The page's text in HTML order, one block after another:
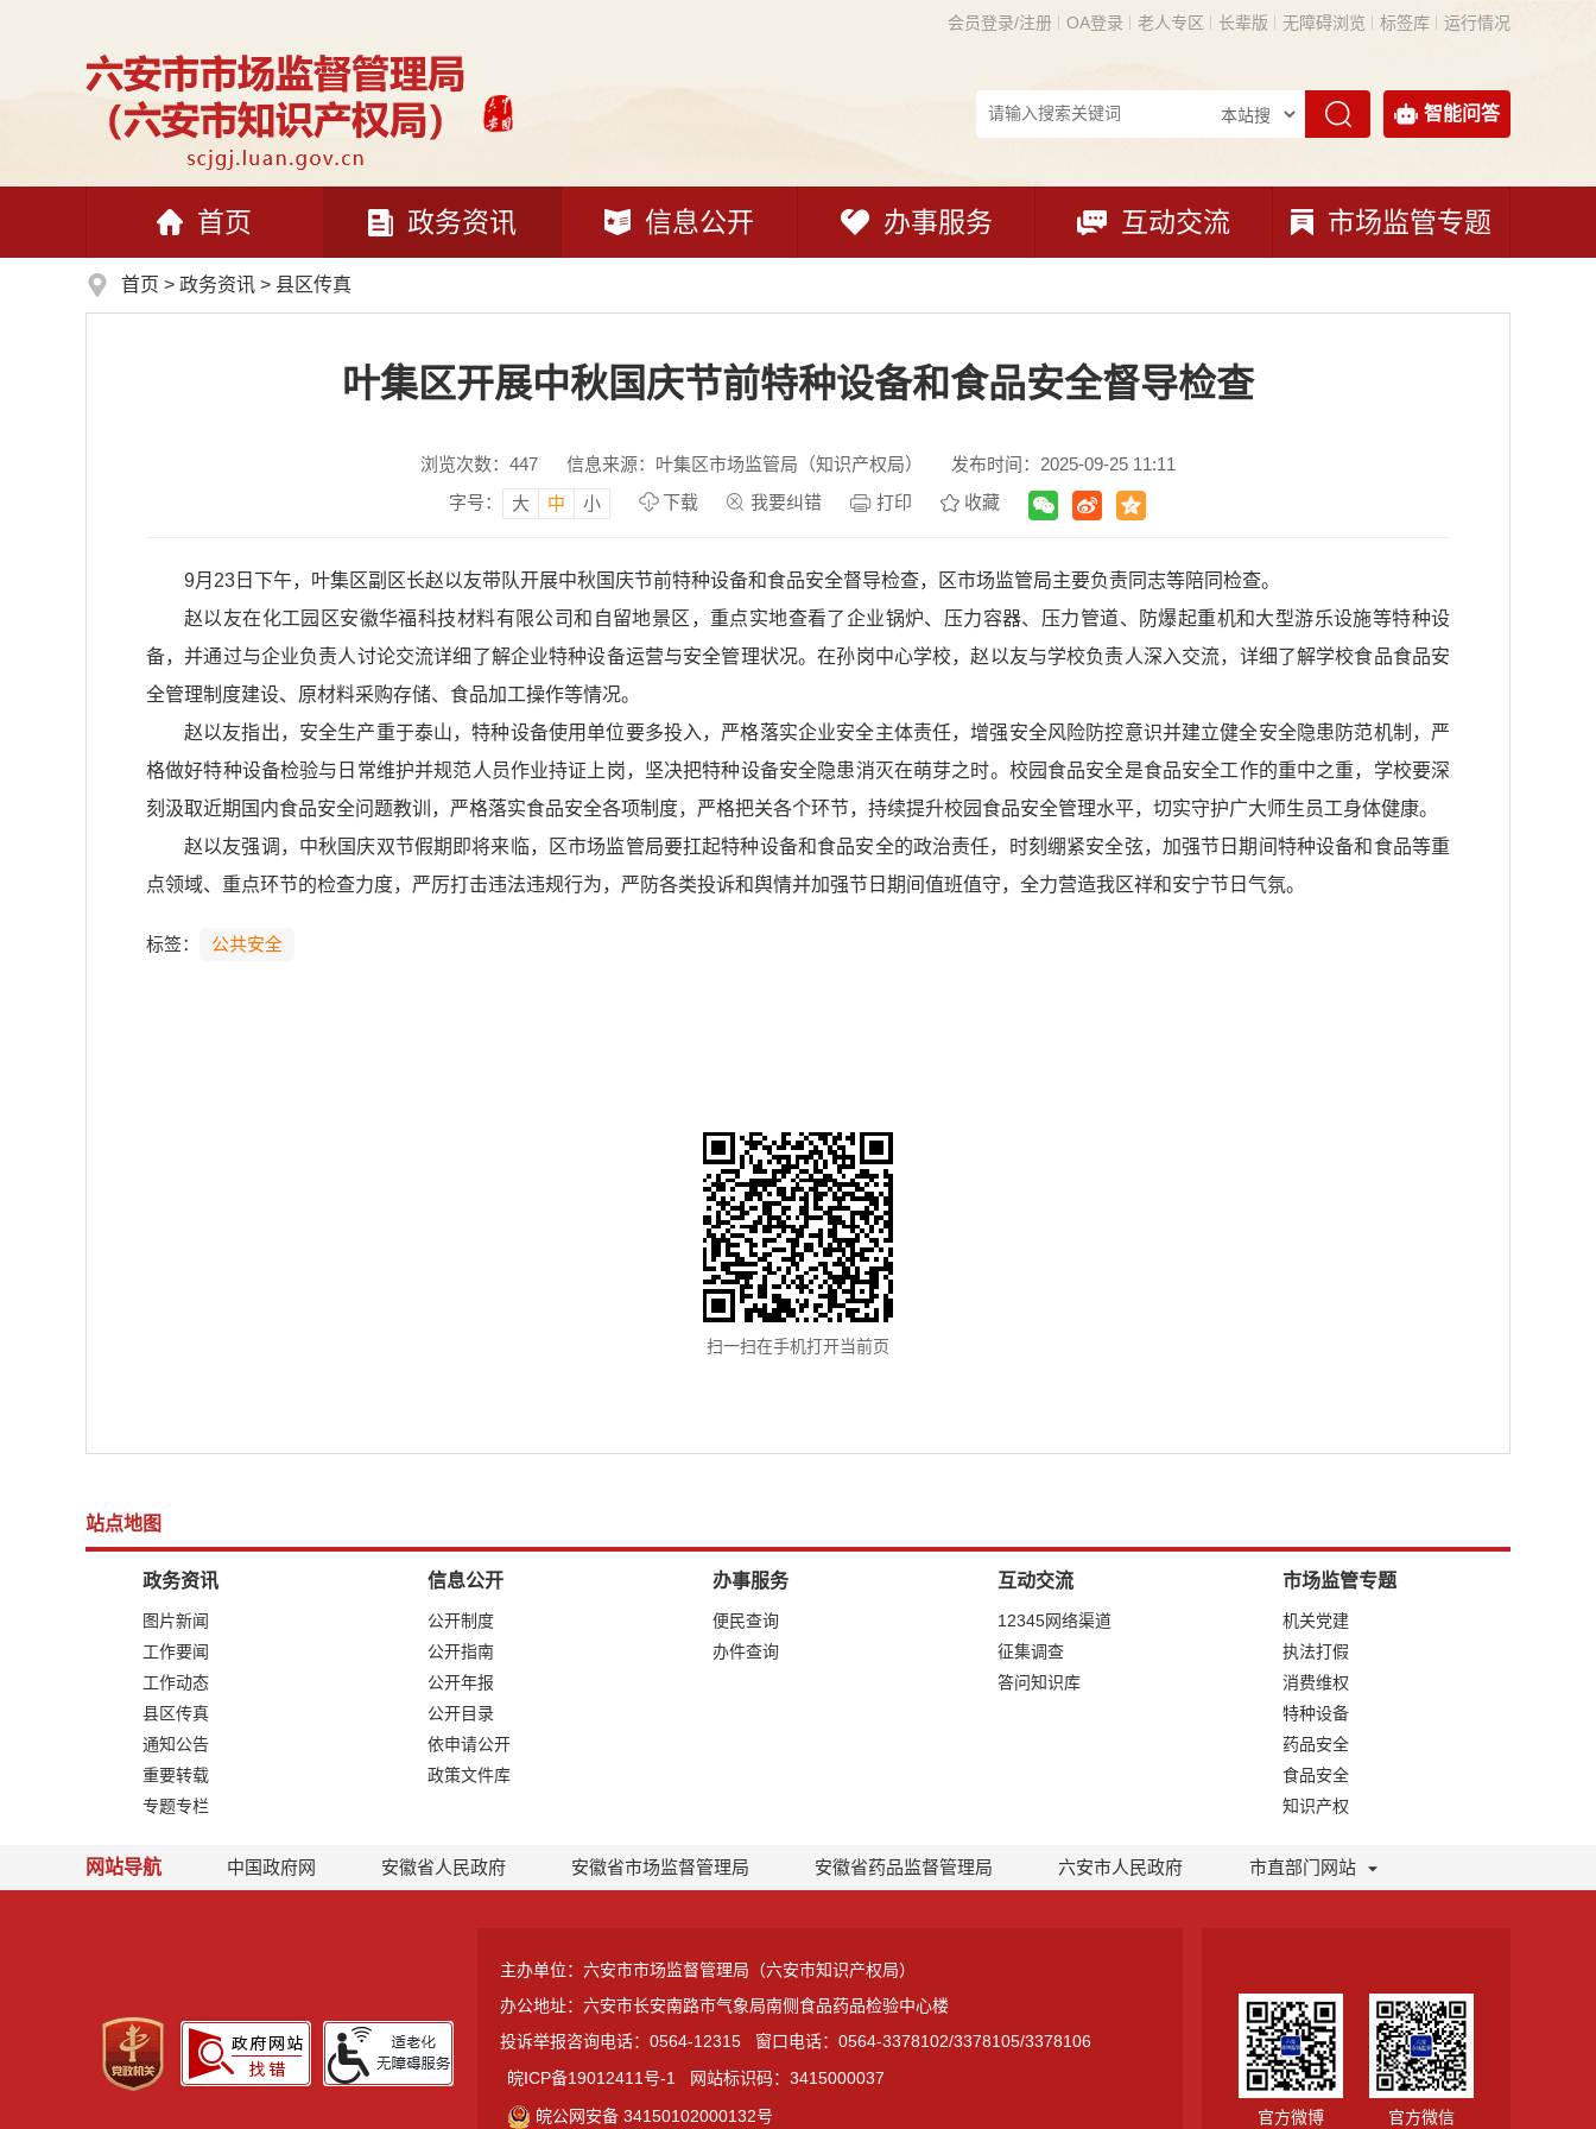
会员登录/注册 OA登录 老人专区 长辈版 无障碍浏览 标签库 运行情况
智能问答
首页 政务资讯 信息公开 办事服务 互动交流 市场监管专题
首页 > 政务资讯 > 县区传真
叶集区开展中秋国庆节前特种设备和食品安全督导检查
浏览次数： 447 信息来源：叶集区市场监管局（知识产权局）
发布时间：2025-09-25 11:11
字号：
大 中 小 下载 我要纠错 打印 收藏
9月23日下午，叶集区副区长赵以友带队开展中秋国庆节前特种设备和食品安全督导检查，区市场监管局主要负责同志等陪同检查。
赵以友在化工园区安徽华福科技材料有限公司和自留地景区，重点实地查看了企业锅炉、压力容器、压力管道、防爆起重机和大型游乐设施等特种设
备，并通过与企业负责人讨论交流详细了解企业特种设备运营与安全管理状况。在孙岗中心学校，赵以友与学校负责人深入交流，详细了解学校食品食品安
全管理制度建设、原材料采购存储、食品加工操作等情况。
赵以友指出，安全生产重于泰山，特种设备使用单位要多投入，严格落实企业安全主体责任，增强安全风险防控意识并建立健全安全隐患防范机制，严
格做好特种设备检验与日常维护并规范人员作业持证上岗，坚决把特种设备安全隐患消灭在萌芽之时。校园食品安全是食品安全工作的重中之重，学校要深
刻汲取近期国内食品安全问题教训，严格落实食品安全各项制度，严格把关各个环节，持续提升校园食品安全管理水平，切实守护广大师生员工身体健康。
赵以友强调，中秋国庆双节假期即将来临，区市场监管局要扛起特种设备和食品安全的政治责任，时刻绷紧安全弦，加强节日期间特种设备和食品等重
点领域、重点环节的检查力度，严厉打击违法违规行为，严防各类投诉和舆情并加强节日期间值班值守，全力营造我区祥和安宁节日气氛。
标签： 公共安全
扫一扫在手机打开当前页
站点地图
政务资讯
图片新闻
工作要闻
工作动态
县区传真
通知公告
重要转载
专题专栏
信息公开
公开制度
公开指南
公开年报
公开目录
依申请公开
政策文件库
办事服务
便民查询
办件查询
互动交流
12345网络渠道
征集调查
答问知识库
市场监管专题
机关党建
执法打假
消费维权
特种设备
药品安全
食品安全
知识产权
网站导航 中国政府网 安徽省人民政府 安徽省市场监督管理局 安徽省药品监督管理局 六安市人民政府 市直部门网站
主办单位：六安市市场监督管理局（六安市知识产权局）
办公地址：六安市长安南路市气象局南侧食品药品检验中心楼
投诉举报咨询电话：0564-12315
窗口电话：0564-3378102/3378105/3378106
皖ICP备19012411号-1
网站标识码：3415000037
皖公网安备 34150102000132号
官方微博 官方微信